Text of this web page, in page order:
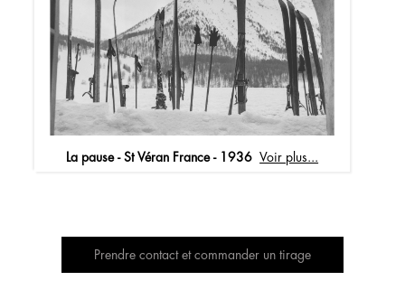
La pause - St Véran France - 1936 Voir plus...
Prendre contact et commander un tirage